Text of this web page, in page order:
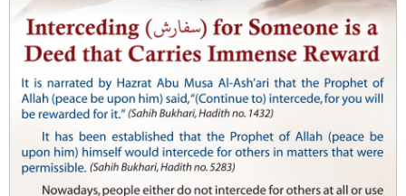
رمضان المبارک میں عمرہ کرنا ثواب میں حضور نبی کریم صلی اللہ علیہ وسلم
کے ساتھ حج کرنے کے برابر ہے